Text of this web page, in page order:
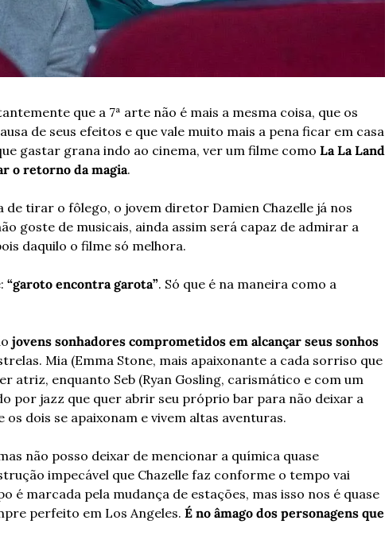
que a 7ª arte não é mais a mesma coisa, que os
de seus efeitos e que vale muito mais a pena ficar em casa
gastar grana indo ao cinema, ver um filme como La La Land
o retorno da magia.
tirar o fôlego, o jovem diretor Damien Chazelle já nos
goste de musicais, ainda assim será capaz de admirar a
daquilo o filme só melhora.
“garoto encontra garota”. Só que é na maneira como a
jovens sonhadores comprometidos em alcançar seus sonhos
Mia (Emma Stone, mais apaixonante a cada sorriso que
atriz, enquanto Seb (Ryan Gosling, carismático e com um
por jazz que quer abrir seu próprio bar para não deixar a
dois se apaixonam e vivem altas aventuras.
não posso deixar de mencionar a química quase
impecável que Chazelle faz conforme o tempo vai
é marcada pela mudança de estações, mas isso nos é quase
perfeito em Los Angeles. É no âmago dos personagens que